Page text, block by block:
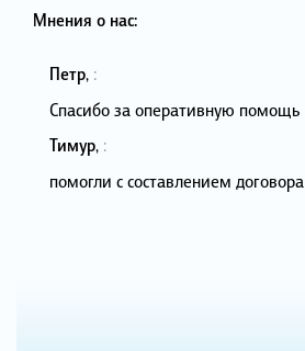
Мнения о нас:
Петр, :
Спасибо за оперативную помощь
Тимур, :
помогли с составлением договора